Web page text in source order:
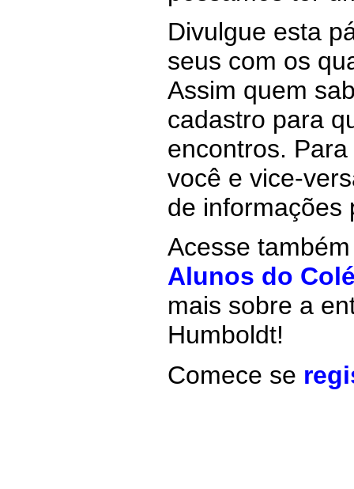
Divulgue esta
seus com os
Assim quem
cadastro para
encontros.
você e vice-
de informações
Acesse
Alunos do
mais sobre a
Humboldt!
Comece se